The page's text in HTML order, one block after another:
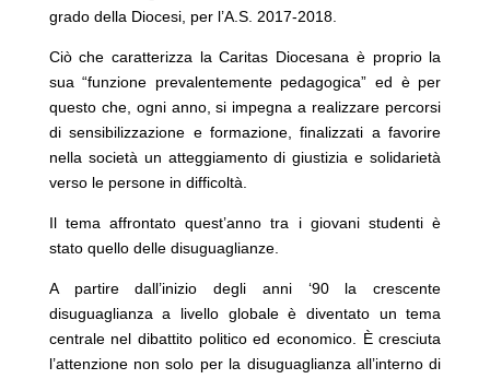
grado della Diocesi, per l’A.S. 2017-2018.
Ciò che caratterizza la Caritas Diocesana è proprio la
sua “funzione prevalentemente pedagogica” ed è per
questo che, ogni anno, si impegna a realizzare percorsi
di sensibilizzazione e formazione, finalizzati a favorire
nella società un atteggiamento di giustizia e solidarietà
verso le persone in difficoltà.
Il tema affrontato quest’anno tra i giovani studenti è
stato quello delle disuguaglianze.
A partire dall’inizio degli anni ‘90 la crescente
disuguaglianza a livello globale è diventato un tema
centrale nel dibattito politico ed economico. È cresciuta
l’attenzione non solo per la disuguaglianza all’interno di